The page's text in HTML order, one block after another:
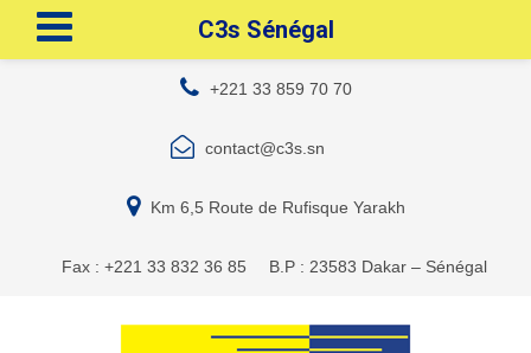
+221 33 859 70 70
contact@c3s.sn
Km 6,5 Route de Rufisque Yarakh
Fax : +221 33 832 36 85 B.P : 23583 Dakar – Sénégal
C3s Sénégal